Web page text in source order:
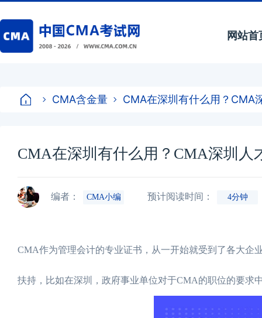
网站首
CMA含金量 CMA在深圳有什么用？CMA
CMA在深圳有什么用？CMA深圳人
编者： CMA小编 预计阅读时间： 4分钟
CMA作为管理会计的专业证书，从一开始就受到了各大企
扶持，比如在深圳，政府事业单位对于CMA的职位的要求